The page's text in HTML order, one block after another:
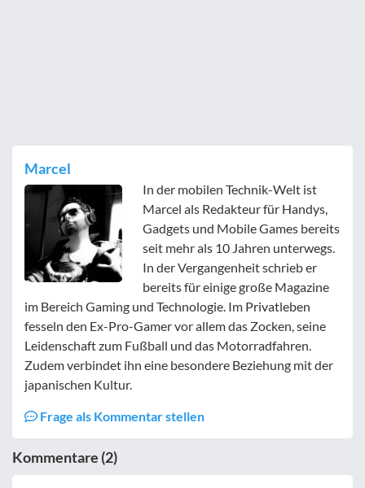
Marcel
In der mobilen Technik-Welt ist
Marcel als Redakteur für Handys,
Gadgets und Mobile Games bereits
seit mehr als 10 Jahren unterwegs.
In der Vergangenheit schrieb er
bereits für einige große Magazine
im Bereich Gaming und Technologie. Im Privatleben
fesseln den Ex-Pro-Gamer vor allem das Zocken, seine
Leidenschaft zum Fußball und das Motorradfahren.
Zudem verbindet ihn eine besondere Beziehung mit der
japanischen Kultur.
Frage als Kommentar stellen
Kommentare (2)